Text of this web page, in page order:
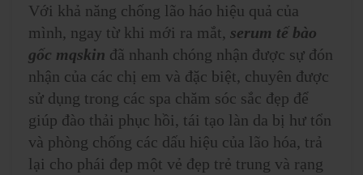
Với khả năng chống lão háo hiệu quả của
mình, ngay từ khi mới ra mắt, serum tế bào
gốc mqskin đã nhanh chóng nhận được sự đón
nhận của các chị em và đặc biệt, chuyên được
sử dụng trong các spa chăm sóc sắc đẹp để
giúp đào thải phục hồi, tái tạo làn da bị hư tổn
và phòng chống các dấu hiệu của lão hóa, trả
lại cho phái đẹp một vẻ đẹp trẻ trung và rạng